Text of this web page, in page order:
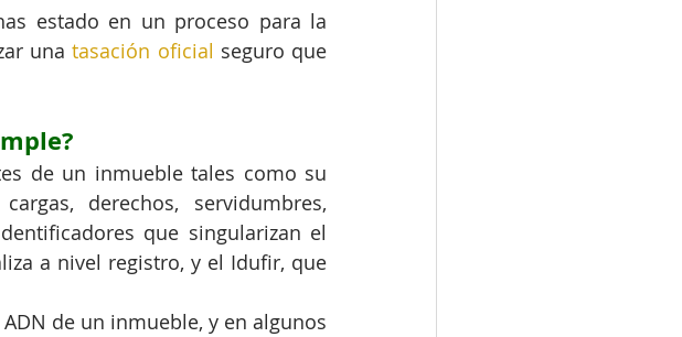
estado en un proceso para la
una tasación oficial seguro que
de un inmueble tales como su
que singularizan el
a nivel registro, y el Idufir, que
de un inmueble, y en algunos